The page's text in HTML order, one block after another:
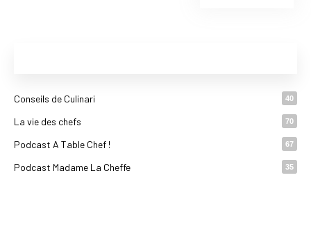
Conseils de Culinari 40
La vie des chefs 70
Podcast A Table Chef ! 67
Podcast Madame La Cheffe 35